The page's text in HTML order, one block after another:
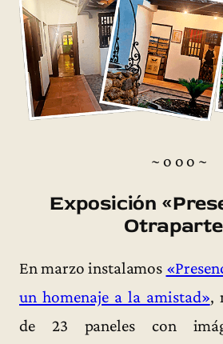
~ o o o ~
Exposición
En marzo instalamos
un homenaje a la amistad»,
de 23 paneles con